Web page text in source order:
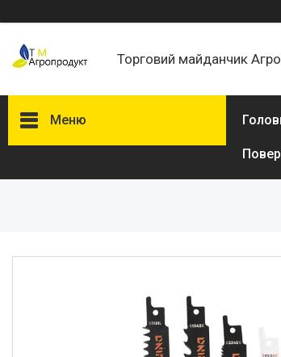
Торговий майданчик
Меню
Поширені запитання